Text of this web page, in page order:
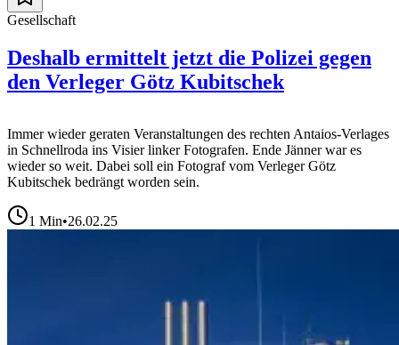
Gesellschaft
Deshalb ermittelt jetzt die Polizei gegen
den Verleger Götz Kubitschek
Immer wieder geraten Veranstaltungen des rechten Antaios-Verlages
in Schnellroda ins Visier linker Fotografen. Ende Jänner war es
wieder so weit. Dabei soll ein Fotograf vom Verleger Götz
Kubitschek bedrängt worden sein.
1 Min•26.02.25